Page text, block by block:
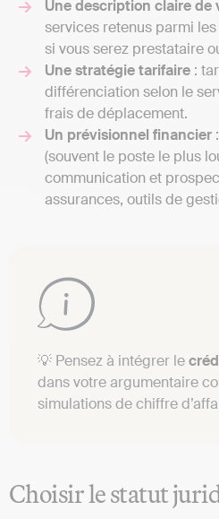
Une description claire de
services retenus parmi
si vous serez prestataire
Une stratégie tarifaire :
différenciation selon le
frais de déplacement.
Un prévisionnel financier
(souvent le poste le plus
communication et
assurances, outils de
💡 Pensez à intégrer le
dans votre argumentaire
simulations de chiffre
Choisir le statut